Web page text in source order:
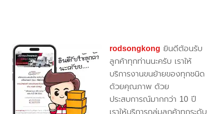
rodsongkong ยินดีต้อนรับ
ลูกค้าทุกท่านนะครับ เราให้
บริการงานขนย้ายของทุกชนิด
ด้วยคุณภาพ ด้วย
ประสบการณ์มากกว่า 10 ปี